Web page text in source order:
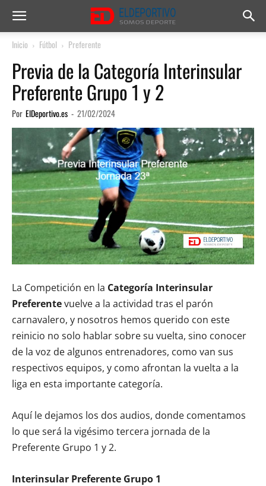
Inicio Fútbol Preferente
Previa de la Categoría Interinsular
Preferente Grupo 1 y 2
Por ElDeportivo.es - 21/02/2024
La Competición en la Categoría Interinsular
Preferentevuelve a la actividad tras el parón
carnavalero, y nosotros hemos querido con este
reinicio no solo hablar sobre su vuelta, sino conocer
de la voz de algunos entrenadores, como van sus
respectivos equipos, y como afrontan la vuelta a la
liga en esta importante categoría.
Aquí le dejamos los dos audios, donde comentamos
lo que será la vigésimo tercera jornada de la
Preferente Grupo 1 y 2.
Interinsular Preferente Grupo 1